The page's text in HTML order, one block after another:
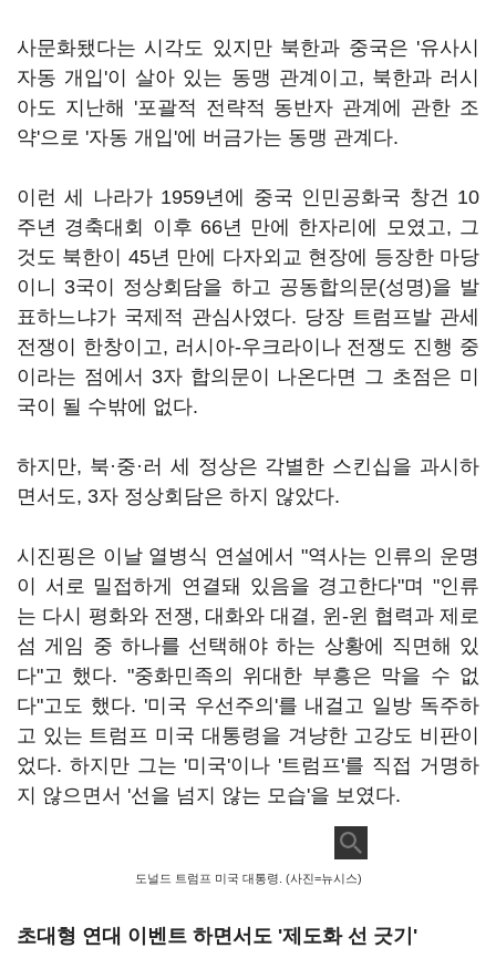
사문화됐다는 시각도 있지만 북한과 중국은 '유사시
자동 개입'이 살아 있는 동맹 관계이고, 북한과 러시
아도 지난해 '포괄적 전략적 동반자 관계에 관한 조
약'으로 '자동 개입'에 버금가는 동맹 관계다.
이런 세 나라가 1959년에 중국 인민공화국 창건 10
주년 경축대회 이후 66년 만에 한자리에 모였고, 그
것도 북한이 45년 만에 다자외교 현장에 등장한 마당
이니 3국이 정상회담을 하고 공동합의문(성명)을 발
표하느냐가 국제적 관심사였다. 당장 트럼프발 관세
전쟁이 한창이고, 러시아-우크라이나 전쟁도 진행 중
이라는 점에서 3자 합의문이 나온다면 그 초점은 미
국이 될 수밖에 없다.
하지만, 북·중·러 세 정상은 각별한 스킨십을 과시하
면서도, 3자 정상회담은 하지 않았다.
시진핑은 이날 열병식 연설에서 "역사는 인류의 운명
이 서로 밀접하게 연결돼 있음을 경고한다"며 "인류
는 다시 평화와 전쟁, 대화와 대결, 윈-윈 협력과 제로
섬 게임 중 하나를 선택해야 하는 상황에 직면해 있
다"고 했다. "중화민족의 위대한 부흥은 막을 수 없
다"고도 했다. '미국 우선주의'를 내걸고 일방 독주하
고 있는 트럼프 미국 대통령을 겨냥한 고강도 비판이
었다. 하지만 그는 '미국'이나 '트럼프'를 직접 거명하
지 않으면서 '선을 넘지 않는 모습'을 보였다.
도널드 트럼프 미국 대통령. (사진=뉴시스)
초대형 연대 이벤트 하면서도 '제도화 선 긋기'